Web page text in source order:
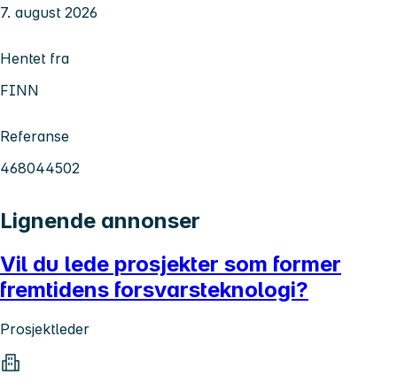
7. august 2026
Hentet fra
FINN
Referanse
468044502
Lignende annonser
Vil du lede prosjekter som former
fremtidens forsvarsteknologi?
Prosjektleder